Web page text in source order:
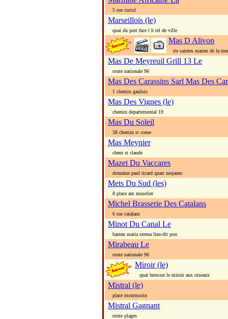
5 rue curiol
Marseillois (le)
quai du port face l h tel de ville
Mas D Alivon
rte saintes maries de la mer
Mas De Meyreuil Grill 13 Le
route nationale 96
Mas Des Carassins Sarl Mas Des
1 chemin gaulois
Mas Des Vignes (le)
chemin departemental 19
Mas Du Soleil
38 chemin st come
Mas Meynier
chem st claude
Mazet Du Vaccares
domaine paul ricard quart mejanes
Mets Du Sud (les)
8 place am muselier
Michel Brasserie Des Catalans
6 rue catalans
Minot Du Canal Le
bareau maria serena lieu-dit pon
Mirabeau Le
route nationale 96
Miroir (le)
quai brescon le miroir aux oiseaux
Mistral (le)
place montmorin
Mistral Gagnant
route plages